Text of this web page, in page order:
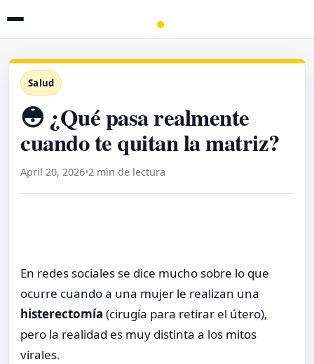
Salud
😳 ¿Qué pasa realmente
cuando te quitan la matriz?
April 20, 2026•2 min de lectura
En redes sociales se dice mucho sobre lo que
ocurre cuando a una mujer le realizan una
histerectomía (cirugía para retirar el útero),
pero la realidad es muy distinta a los mitos
virales.